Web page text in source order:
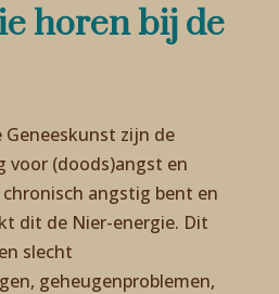
horen bij de
Geneeskunst zijn de
voor (doods)angst en
angstig bent en
dit de Nier-energie. Dit
slecht
geheugenproblemen,